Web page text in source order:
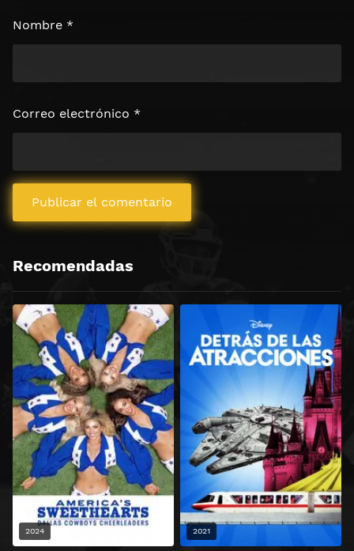
Nombre *
Correo electrónico *
Recomendadas
2024 2021